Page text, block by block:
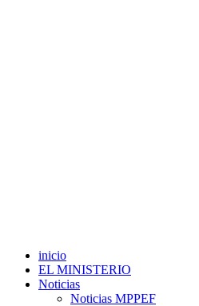
inicio
EL MINISTERIO
Noticias
Noticias MPPEF